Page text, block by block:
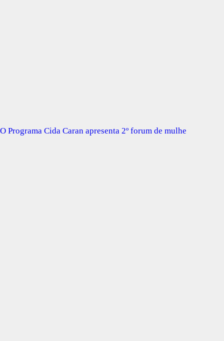
O Programa Cida Caran apresenta 2º forum de mulhe